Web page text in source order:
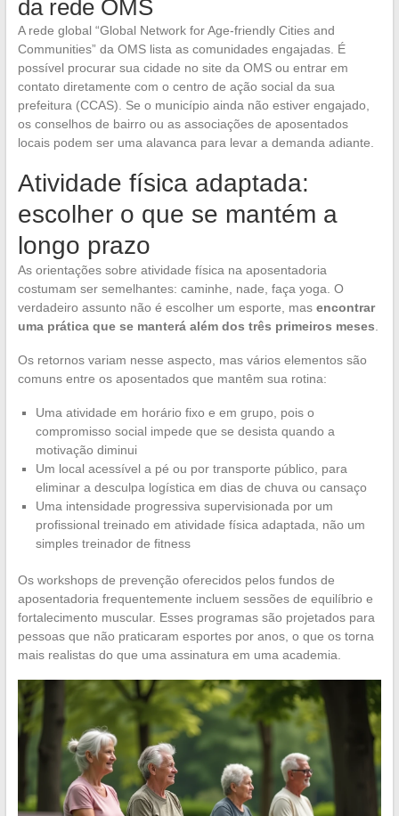
da rede OMS
A rede global “Global Network for Age-friendly Cities and
Communities” da OMS lista as comunidades engajadas. É
possível procurar sua cidade no site da OMS ou entrar em
contato diretamente com o centro de ação social da sua
prefeitura (CCAS). Se o município ainda não estiver engajado,
os conselhos de bairro ou as associações de aposentados
locais podem ser uma alavanca para levar a demanda adiante.
Atividade física adaptada:
escolher o que se mantém a
longo prazo
As orientações sobre atividade física na aposentadoria
costumam ser semelhantes: caminhe, nade, faça yoga. O
verdadeiro assunto não é escolher um esporte, mas encontrar
uma prática que se manterá além dos três primeiros meses
Os retornos variam nesse aspecto, mas vários elementos são
comuns entre os aposentados que mantêm sua rotina:
Uma atividade em horário fixo e em grupo, pois o
compromisso social impede que se desista quando a
motivação diminui
Um local acessível a pé ou por transporte público, para
eliminar a desculpa logística em dias de chuva ou cansaço
Uma intensidade progressiva supervisionada por um
profissional treinado em atividade física adaptada, não um
simples treinador de fitness
Os workshops de prevenção oferecidos pelos fundos de
aposentadoria frequentemente incluem sessões de equilíbrio e
fortalecimento muscular. Esses programas são projetados para
pessoas que não praticaram esportes por anos, o que os torna
mais realistas do que uma assinatura em uma academia.